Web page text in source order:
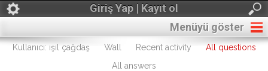
Giriş Yap | Kayıt ol
Menüyü göster
Kullanıcı: ışıl çağdaş Wall Recent activity
All questions
All answers